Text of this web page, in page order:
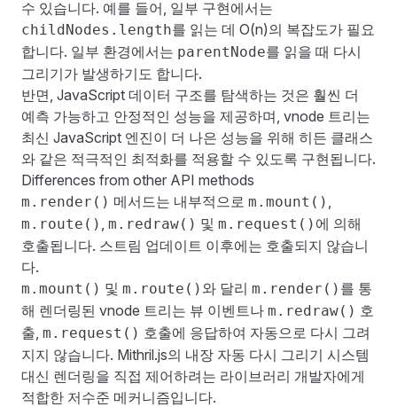
수 있습니다. 예를 들어, 일부 구현에서는
childNodes.length를 읽는 데 O(n)의 복잡도가 필요
합니다. 일부 환경에서는 parentNode를 읽을 때 다시
그리기가 발생하기도 합니다.
반면, JavaScript 데이터 구조를 탐색하는 것은 훨씬 더
예측 가능하고 안정적인 성능을 제공하며, vnode 트리는
최신 JavaScript 엔진이 더 나은 성능을 위해 히든 클래스
와 같은 적극적인 최적화를 적용할 수 있도록 구현됩니다.
Differences from other API methods
m.render() 메서드는 내부적으로 m.mount() ,
m.route() , m.redraw() 및 m.request() 에 의해
호출됩니다. 스트림 업데이트 이후에는 호출되지 않습니
다.
m.mount() 및 m.route() 와 달리 m.render() 를 통
해 렌더링된 vnode 트리는 뷰 이벤트나 m.redraw() 호
출, m.request() 호출에 응답하여 자동으로 다시 그려
지지 않습니다. Mithril.js의 내장 자동 다시 그리기 시스템
대신 렌더링을 직접 제어하려는 라이브러리 개발자에게
적합한 저수준 메커니즘입니다.